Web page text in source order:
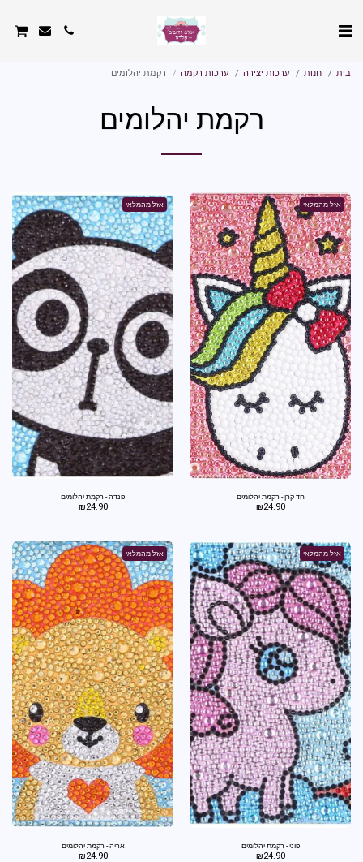
בית חנות ערכות יצירה ערכות רקמה רקמת יהלומים
רקמת יהלומים
אזל מהמלאי
חד קרן - רקמת יהלומים
₪24.90
אזל מהמלאי
פנדה - רקמת יהלומים
₪24.90
אזל מהמלאי
פוני - רקמת יהלומים
₪24.90
אזל מהמלאי
אריה - רקמת יהלומים
₪24.90